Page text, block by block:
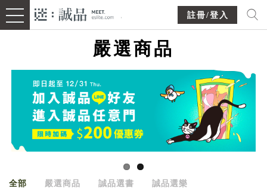
註冊/登入
嚴選商品
全部 嚴選商品 誠品選書 誠品選樂